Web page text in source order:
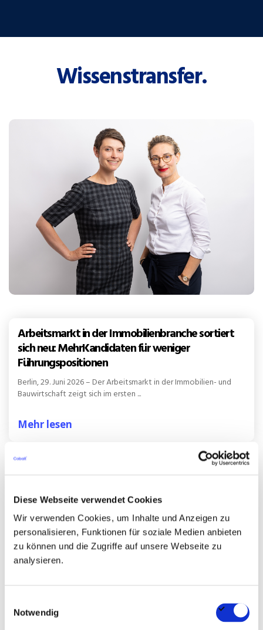
Diese Webseite verwendet Cookies
Wir verwenden Cookies, um Inhalte und Anzeigen zu
personalisieren, Funktionen für soziale Medien anbieten
zu können und die Zugriffe auf unsere Webseite zu
analysieren.
Notwendig
Wissenstransfer.
Arbeitsmarkt in der Immobilienbranche sortiert
sich neu: MehrKandidaten für weniger
Führungspositionen
Berlin, 29. Juni 2026 – Der Arbeitsmarkt in der Immobilien- und
Bauwirtschaft zeigt sich im ersten ...
Mehr lesen